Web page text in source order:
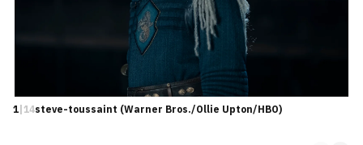
1|14steve-toussaint (Warner Bros./Ollie Upton/HBO)